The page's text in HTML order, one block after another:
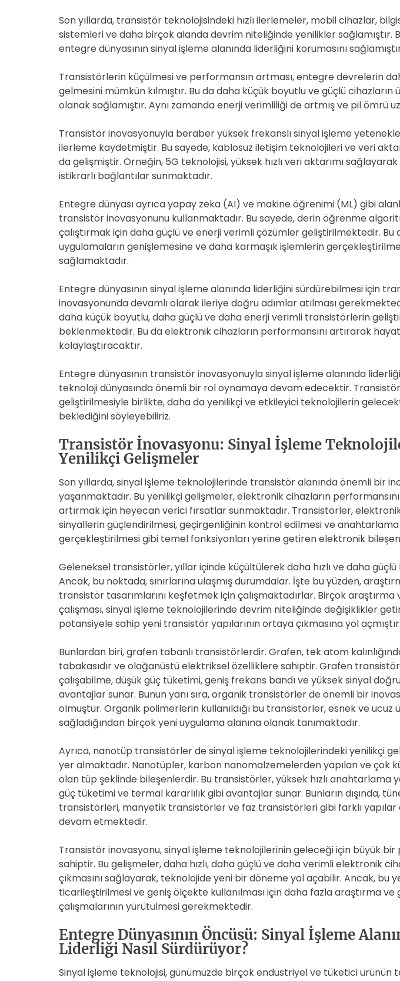
Son yıllarda, transistör teknolojisindeki hızlı ilerlemeler, mobil cihazlar,
sistemleri ve daha birçok alanda devrim niteliğinde yenilikler sağlamıştır.
entegre dünyasının sinyal işleme alanında liderliğini korumasını
Transistörlerin küçülmesi ve performansın artması, entegre devrelerin
gelmesini mümkün kılmıştır. Bu da daha küçük boyutlu ve güçlü
olanak sağlamıştır. Aynı zamanda enerji verimliliği de artmış ve pil ömrü
Transistör inovasyonuyla beraber yüksek frekanslı sinyal işleme
ilerleme kaydetmiştir. Bu sayede, kablosuz iletişim teknolojileri ve veri
da gelişmiştir. Örneğin, 5G teknolojisi, yüksek hızlı veri aktarımı sağlayarak
istikrarlı bağlantılar sunmaktadır.
Entegre dünyası ayrıca yapay zeka (AI) ve makine öğrenimi (ML) gibi
transistör inovasyonunu kullanmaktadır. Bu sayede, derin öğrenme
çalıştırmak için daha güçlü ve enerji verimli çözümler geliştirilmektedir. Bu
uygulamaların genişlemesine ve daha karmaşık işlemlerin
sağlamaktadır.
Entegre dünyasının sinyal işleme alanında liderliğini sürdürebilmesi için
inovasyonunda devamlı olarak ileriye doğru adımlar atılması
daha küçük boyutlu, daha güçlü ve daha enerji verimli transistörlerin
beklenmektedir. Bu da elektronik cihazların performansını artırarak
kolaylaştıracaktır.
Entegre dünyasının transistör inovasyonuyla sinyal işleme alanında
teknoloji dünyasında önemli bir rol oynamaya devam edecektir.
geliştirilmesiyle birlikte, daha da yenilikçi ve etkileyici teknolojilerin
beklediğini söyleyebiliriz.
Transistör İnovasyonu: Sinyal İşleme
Yenilikçi Gelişmeler
Son yıllarda, sinyal işleme teknolojilerinde transistör alanında önemli bir
yaşanmaktadır. Bu yenilikçi gelişmeler, elektronik cihazların
artırmak için heyecan verici fırsatlar sunmaktadır. Transistörler,
sinyallerin güçlendirilmesi, geçirgenliğinin kontrol edilmesi ve
gerçekleştirilmesi gibi temel fonksiyonları yerine getiren elektronik
Geleneksel transistörler, yıllar içinde küçültülerek daha hızlı ve daha
Ancak, bu noktada, sınırlarına ulaşmış durumdalar. İşte bu yüzden,
transistör tasarımlarını keşfetmek için çalışmaktadırlar. Birçok
çalışması, sinyal işleme teknolojilerinde devrim niteliğinde değişiklikler
potansiyele sahip yeni transistör yapılarının ortaya çıkmasına yol açmıştır.
Bunlardan biri, grafen tabanlı transistörlerdir. Grafen, tek atom
tabakasıdır ve olağanüstü elektriksel özelliklere sahiptir. Grafen
çalışabilme, düşük güç tüketimi, geniş frekans bandı ve yüksek sinyal
avantajlar sunar. Bunun yanı sıra, organik transistörler de önemli bir
olmuştur. Organik polimerlerin kullanıldığı bu transistörler, esnek ve ucuz
sağladığından birçok yeni uygulama alanına olanak tanımaktadır.
Ayrıca, nanotüp transistörler de sinyal işleme teknolojilerindeki yenilikçi
yer almaktadır. Nanotüpler, karbon nanomalzemelerden yapılan ve çok
olan tüp şeklinde bileşenlerdir. Bu transistörler, yüksek hızlı anahtarlama
güç tüketimi ve termal kararlılık gibi avantajlar sunar. Bunların dışında,
transistörleri, manyetik transistörler ve faz transistörleri gibi farklı yapılar
devam etmektedir.
Transistör inovasyonu, sinyal işleme teknolojilerinin geleceği için büyük bir
sahiptir. Bu gelişmeler, daha hızlı, daha güçlü ve daha verimli elektronik
çıkmasını sağlayarak, teknolojide yeni bir döneme yol açabilir. Ancak, bu
ticarileştirilmesi ve geniş ölçekte kullanılması için daha fazla araştırma ve
çalışmalarının yürütülmesi gerekmektedir.
Entegre Dünyasının Öncüsü: Sinyal İşleme
Liderliği Nasıl Sürdürüyor?
Sinyal işleme teknolojisi, günümüzde birçok endüstriyel ve tüketici ürünün